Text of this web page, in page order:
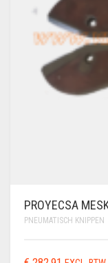
PROYECSA
PNEUMATISCH KNIPPEN